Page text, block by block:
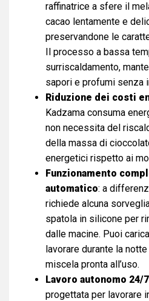
raffinatrice a sfere il
cacao lentamente e
preservandone le
Il processo a bassa
surriscaldamento,
sapori e profumi senza
Riduzione dei costi
Kadzama consuma
non necessita del
della massa di
energetici rispetto ai
Funzionamento
automatico: a
richiede alcuna
spatola in silicone per
dalle macine. Puoi
lavorare durante la
miscela pronta all’uso.
Lavoro autonomo 24/
progettata per lavorare